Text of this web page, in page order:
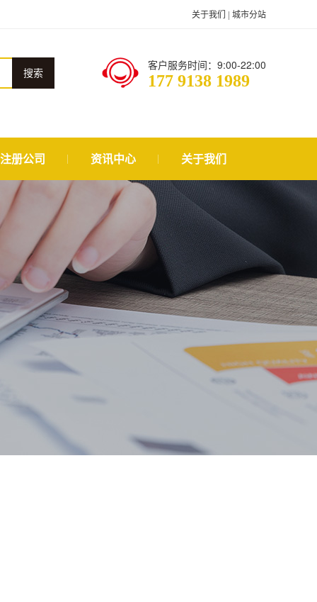
关于我们 | 城市分站
搜索
客户服务时间：9:00-22:00
177 9138 1989
注册公司 资讯中心 关于我们